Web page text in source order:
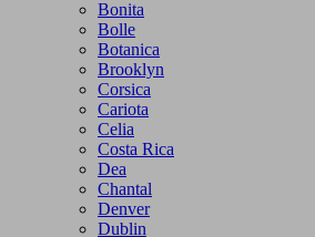
Bonita
Bolle
Botanica
Brooklyn
Corsica
Cariota
Celia
Costa Rica
Dea
Chantal
Denver
Dublin